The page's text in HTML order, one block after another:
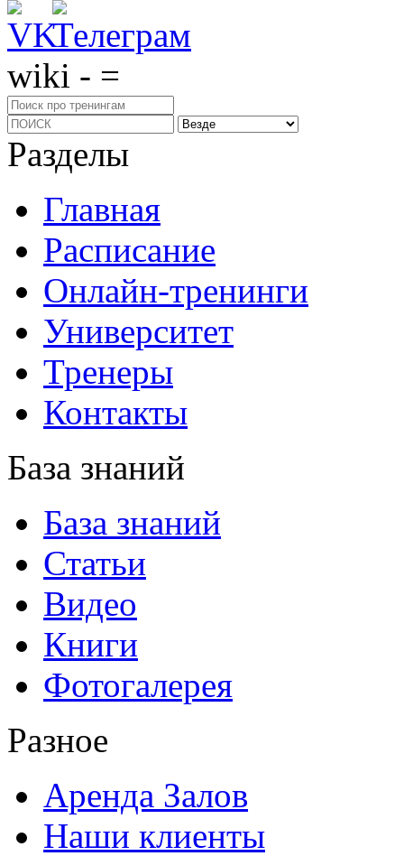
wiki - =
Разделы
Главная
Расписание
Онлайн-тренинги
Университет
Тренеры
Контакты
База знаний
База знаний
Статьи
Видео
Книги
Фотогалерея
Разное
Аренда Залов
Наши клиенты